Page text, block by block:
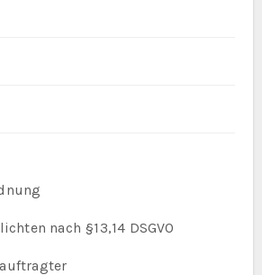
nach §13,14 DSGVO